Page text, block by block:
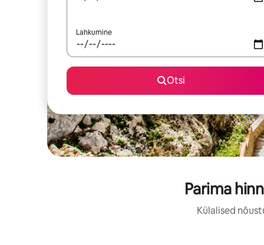
Lahkumine
Otsi
Parima
Külalised